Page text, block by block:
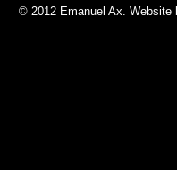
© 2012 Emanuel Ax.